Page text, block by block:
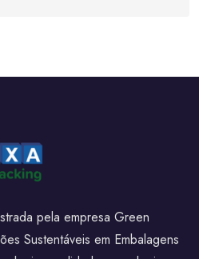
pela empresa Green
Sustentáveis em Embalagens